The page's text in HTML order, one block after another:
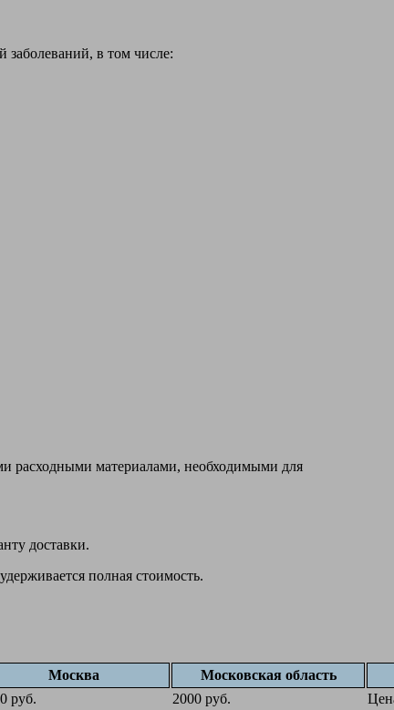
в том числе:
расходными материалами, необходимыми для
доставки.
полная стоимость.
Москва
Московская область
руб. 2000 руб.